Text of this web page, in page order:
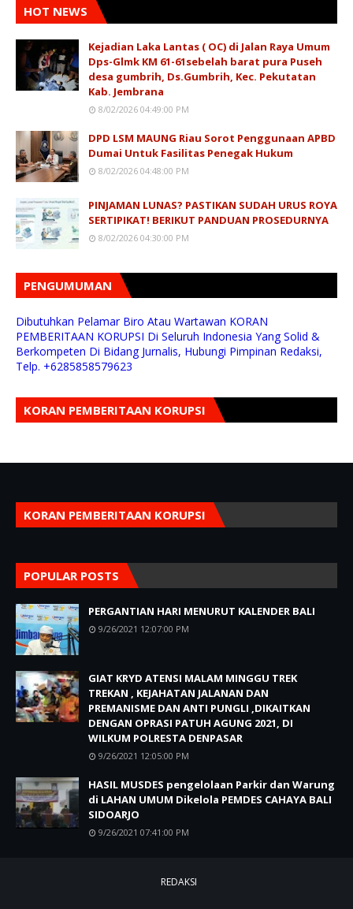
HOT NEWS
Kejadian Laka Lantas ( OC) di Jalan Raya Umum
Dps-Glmk KM 61-61sebelah barat pura Puseh
desa gumbrih, Ds.Gumbrih, Kec. Pekutatan
Kab. Jembrana
8/02/2026 04:49:00 PM
DPD LSM MAUNG Riau Sorot Penggunaan APBD
Dumai Untuk Fasilitas Penegak Hukum
8/02/2026 04:48:00 PM
PINJAMAN LUNAS? PASTIKAN SUDAH URUS ROYA
SERTIPIKAT! BERIKUT PANDUAN PROSEDURNYA
8/02/2026 04:30:00 PM
PENGUMUMAN
Dibutuhkan Pelamar Biro Atau Wartawan KORAN
PEMBERITAAN KORUPSI Di Seluruh Indonesia Yang Solid &
Berkompeten Di Bidang Jurnalis, Hubungi Pimpinan Redaksi,
Telp. +6285858579623
KORAN PEMBERITAAN KORUPSI
KORAN PEMBERITAAN KORUPSI
POPULAR POSTS
PERGANTIAN HARI MENURUT KALENDER BALI
9/26/2021 12:07:00 PM
GIAT KRYD ATENSI MALAM MINGGU TREK
TREKAN , KEJAHATAN JALANAN DAN
PREMANISME DAN ANTI PUNGLI ,DIKAITKAN
DENGAN OPRASI PATUH AGUNG 2021, DI
WILKUM POLRESTA DENPASAR
9/26/2021 12:05:00 PM
HASIL MUSDES pengelolaan Parkir dan Warung
di LAHAN UMUM Dikelola PEMDES CAHAYA BALI
SIDOARJO
9/26/2021 07:41:00 PM
REDAKSI